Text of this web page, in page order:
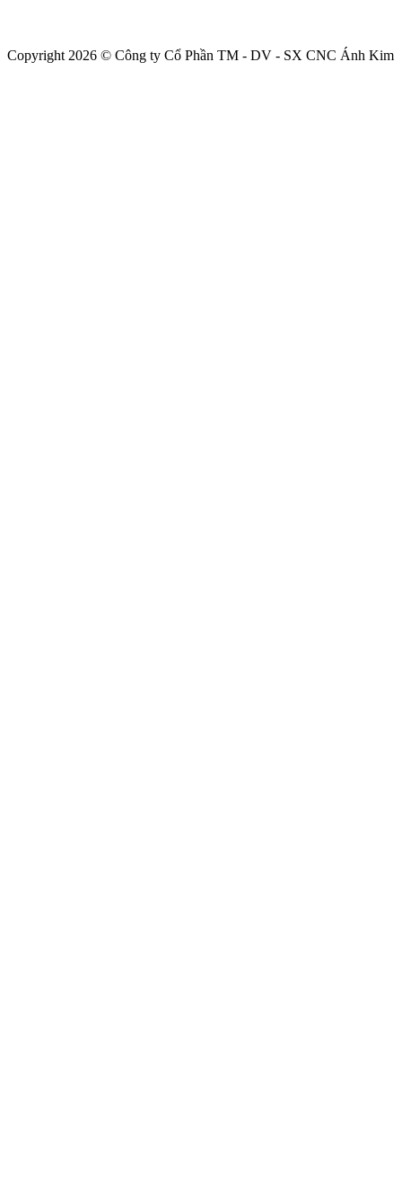
Copyright 2026 © Công ty Cổ Phần TM - DV - SX CNC Ánh Kim